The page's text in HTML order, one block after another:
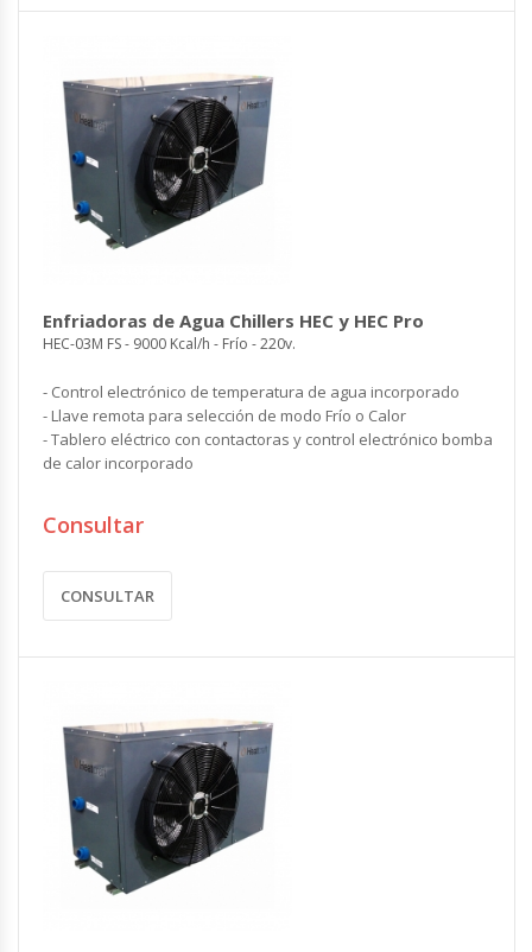
Enfriadoras de Agua Chillers HEC y HEC Pro
HEC-03M FS - 9000 Kcal/h - Frío - 220v.
- Control electrónico de temperatura de agua incorporado
- Llave remota para selección de modo Frío o Calor
- Tablero eléctrico con contactoras y control electrónico bomba
de calor incorporado
Consultar
CONSULTAR